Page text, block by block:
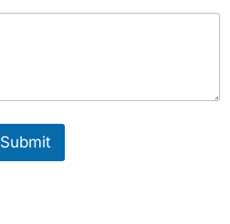
Submit